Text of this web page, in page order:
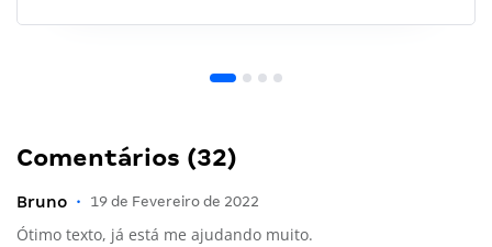
Comentários (32)
Bruno • 19 de Fevereiro de 2022
Ótimo texto, já está me ajudando muito.